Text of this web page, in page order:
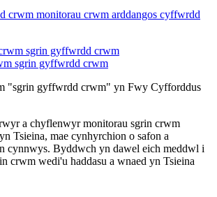
crwm monitorau crwm arddangos cyffwrdd
sgrin gyffwrdd crwm
"sgrin gyffwrdd crwm" yn Fwy Cyfforddus
a chyflenwyr monitorau sgrin crwm
Tsieina, mae cynhyrchion o safon a
cynnwys. Byddwch yn dawel eich meddwl i
crwm wedi'u haddasu a wnaed yn Tsieina